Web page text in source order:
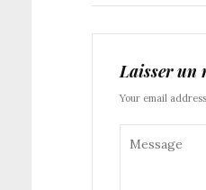
Laisser un
Your email